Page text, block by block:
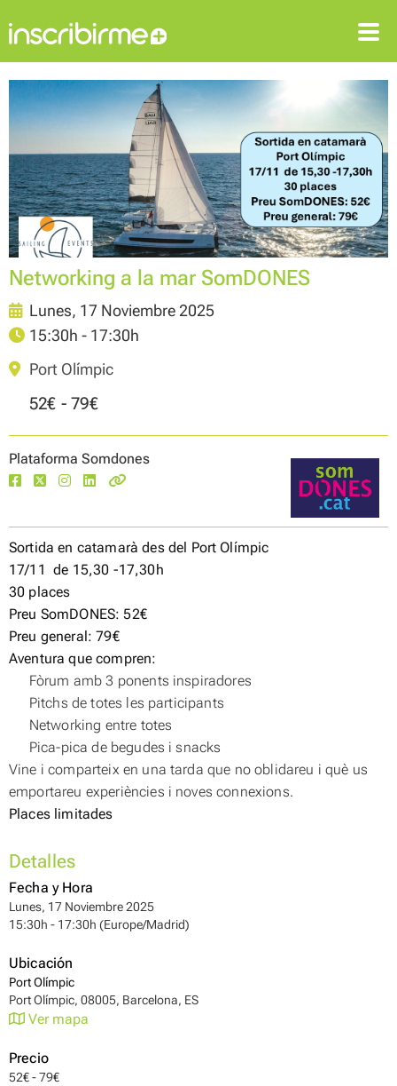
ENTRAR REGISTRARSE
Networking a la mar SomDONES
Lunes, 17 Noviembre 2025
15:30h - 17:30h
Port Olímpic
52€ - 79€
Sortida en catamarà des del Port Olímpic
17/11 de 15,30 -17,30h
30 places
Preu SomDONES: 52€
Preu general: 79€
Aventura que compren:
Fòrum amb 3 ponents inspiradores
Pitchs de totes les participants
Networking entre totes
Pica-pica de begudes i snacks
Vine i comparteix en una tarda que no oblidareu i què us
emportareu experiències i noves connexions.
Places limitades
Plataforma Somdones
Detalles
Fecha y Hora
Lunes, 17 Noviembre 2025
15:30h - 17:30h (Europe/Madrid)
Ubicación
Port Olímpic
Port Olímpic, 08005, Barcelona, ES
Ver mapa
Precio
52€ - 79€